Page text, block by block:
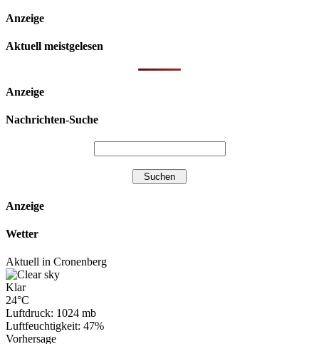
Anzeige
Aktuell meistgelesen
Anzeige
Nachrichten-Suche
Anzeige
Wetter
Aktuell in Cronenberg
Klar
24°C
Luftdruck: 1024 mb
Luftfeuchtigkeit: 47%
Vorhersage